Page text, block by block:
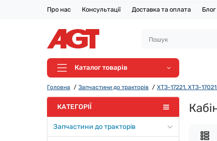
Про нас Консультації Доставка та оплата Блог
Каталог товарів
Головна Запчастини до тракторів ХТЗ-17221, ХТЗ-
КАТЕГОРІЇ
Запчастини до тракторів